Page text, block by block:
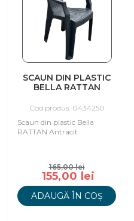
SCAUN DIN PLASTIC
BELLA RATTAN
Cod produs: 0434250
Scaun din plastic Bella
RATTAN Antracit
165,00 lei
155,00 lei
ADAUGĂ ÎN COȘ